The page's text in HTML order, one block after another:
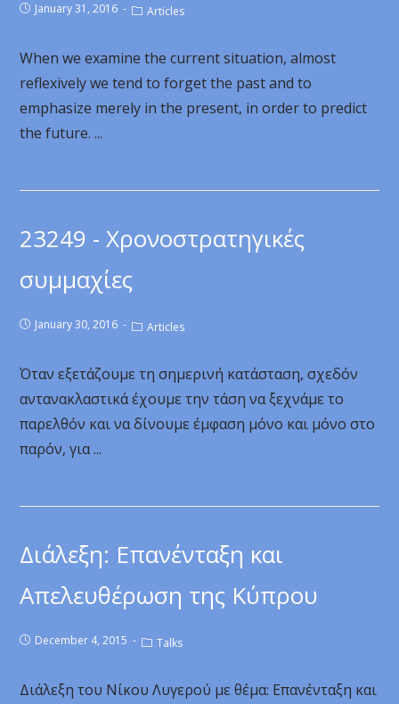
January 31, 2016 Articles
When we examine the current situation, almost
reflexively we tend to forget the past and to
emphasize merely in the present, in order to predict
the future. ...
23249 - Χρονοστρατηγικές
συμμαχίες
January 30, 2016 Articles
Όταν εξετάζουμε τη σημερινή κατάσταση, σχεδόν
αντανακλαστικά έχουμε την τάση να ξεχνάμε το
παρελθόν και να δίνουμε έμφαση μόνο και μόνο στο
παρόν, για ...
Διάλεξη: Επανένταξη και
Απελευθέρωση της Κύπρου
December 4, 2015 Talks
Διάλεξη του Νίκου Λυγερού με θέμα: Επανένταξη και